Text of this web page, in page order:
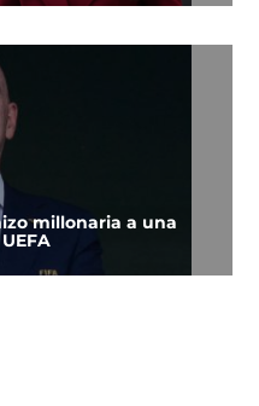
millonaria a una